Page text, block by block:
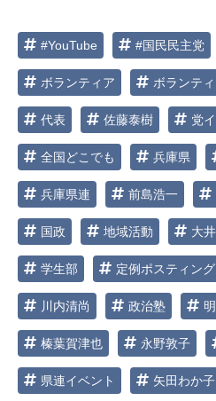
#YouTube #国民民主党
ボランティア ボランテ
代表 佐藤泰樹 党
全国どこでも 兵庫県
兵庫県連 前島浩一
国政 地域活動 大
学生部 定例ポスティング
川内清尚 政治塾
榛葉賀津也 永野敦子
県連イベント 矢田わか子